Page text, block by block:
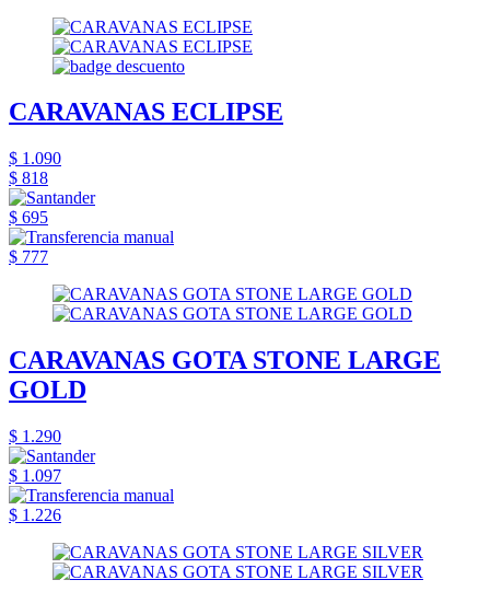
CARAVANAS ECLIPSE
$ 1.090
$ 818
$ 695
$ 777
CARAVANAS GOTA STONE LARGE
GOLD
$ 1.290
$ 1.097
$ 1.226